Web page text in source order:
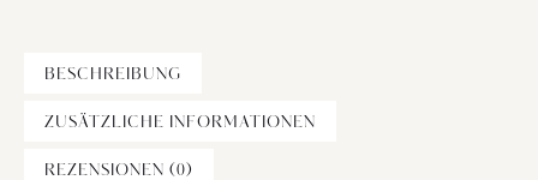
BESCHREIBUNG
ZUSÄTZLICHE INFORMATIONEN
REZENSIONEN (0)